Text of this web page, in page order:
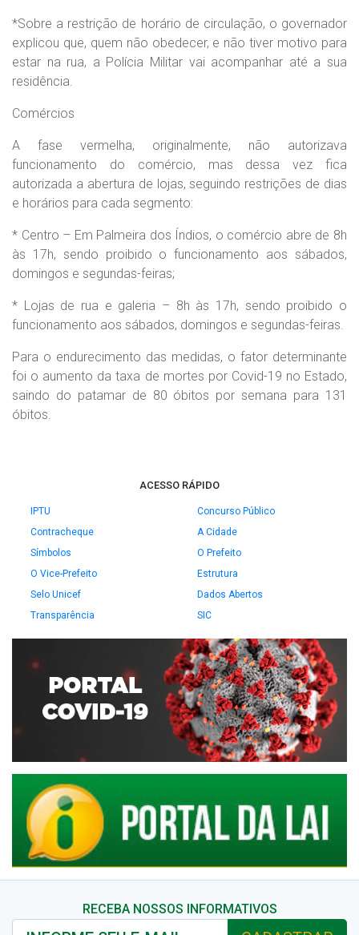
*Sobre a restrição de horário de circulação, o governador
explicou que, quem não obedecer, e não tiver motivo para
estar na rua, a Polícia Militar vai acompanhar até a sua
residência.
Comércios
A fase vermelha, originalmente, não autorizava
funcionamento do comércio, mas dessa vez fica
autorizada a abertura de lojas, seguindo restrições de dias
e horários para cada segmento:
* Centro – Em Palmeira dos Índios, o comércio abre de 8h
às 17h, sendo proibido o funcionamento aos sábados,
domingos e segundas-feiras;
* Lojas de rua e galeria – 8h às 17h, sendo proibido o
funcionamento aos sábados, domingos e segundas-feiras.
Para o endurecimento das medidas, o fator determinante
foi o aumento da taxa de mortes por Covid-19 no Estado,
saindo do patamar de 80 óbitos por semana para 131
óbitos.
ACESSO RÁPIDO
IPTU
Concurso Público
Contracheque
A Cidade
Símbolos
O Prefeito
O Vice-Prefeito
Estrutura
Selo Unicef
Dados Abertos
Transparência
SIC
RECEBA NOSSOS INFORMATIVOS